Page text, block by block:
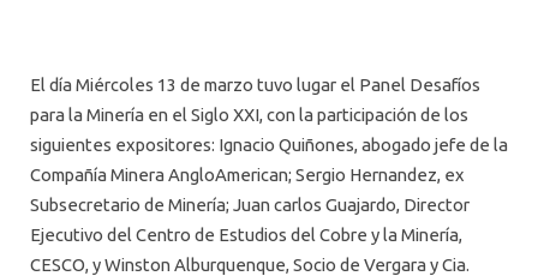
El día Miércoles 13 de marzo tuvo lugar el Panel Desafíos
para la Minería en el Siglo XXI, con la participación de los
siguientes expositores: Ignacio Quiñones, abogado jefe de la
Compañía Minera AngloAmerican; Sergio Hernandez, ex
Subsecretario de Minería; Juan carlos Guajardo, Director
Ejecutivo del Centro de Estudios del Cobre y la Minería,
CESCO, y Winston Alburquenque, Socio de Vergara y Cia.